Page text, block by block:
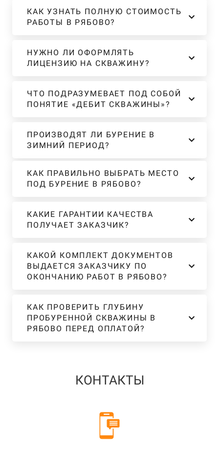
КАК УЗНАТЬ ПОЛНУЮ СТОИМОСТЬ
РАБОТЫ В РЯБОВО?
НУЖНО ЛИ ОФОРМЛЯТЬ
ЛИЦЕНЗИЮ НА СКВАЖИНУ?
ЧТО ПОДРАЗУМЕВАЕТ ПОД СОБОЙ
ПОНЯТИЕ «ДЕБИТ СКВАЖИНЫ»?
ПРОИЗВОДЯТ ЛИ БУРЕНИЕ В
ЗИМНИЙ ПЕРИОД?
КАК ПРАВИЛЬНО ВЫБРАТЬ МЕСТО
ПОД БУРЕНИЕ В РЯБОВО?
КАКИЕ ГАРАНТИИ КАЧЕСТВА
ПОЛУЧАЕТ ЗАКАЗЧИК?
КАКОЙ КОМПЛЕКТ ДОКУМЕНТОВ
ВЫДАЕТСЯ ЗАКАЗЧИКУ ПО
ОКОНЧАНИЮ РАБОТ В РЯБОВО?
КАК ПРОВЕРИТЬ ГЛУБИНУ
ПРОБУРЕННОЙ СКВАЖИНЫ В
РЯБОВО ПЕРЕД ОПЛАТОЙ?
КОНТАКТЫ